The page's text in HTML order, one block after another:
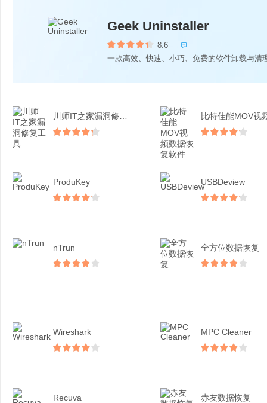
Geek Uninstaller
8.6 
一款高效、快速、小巧、免费的软件卸载与清
ProduKey USBDeview
nTrun 全方位数据恢复
Wireshark MPC Cleaner
Recuva 赤友数据恢复